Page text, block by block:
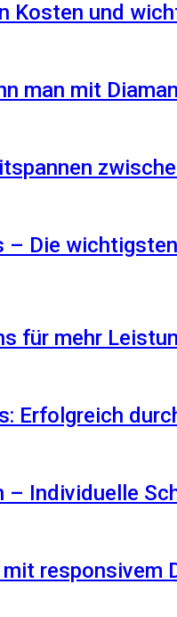
Kosten und
man mit
– Die
für mehr
Erfolgreich
– Individuelle
responsivem